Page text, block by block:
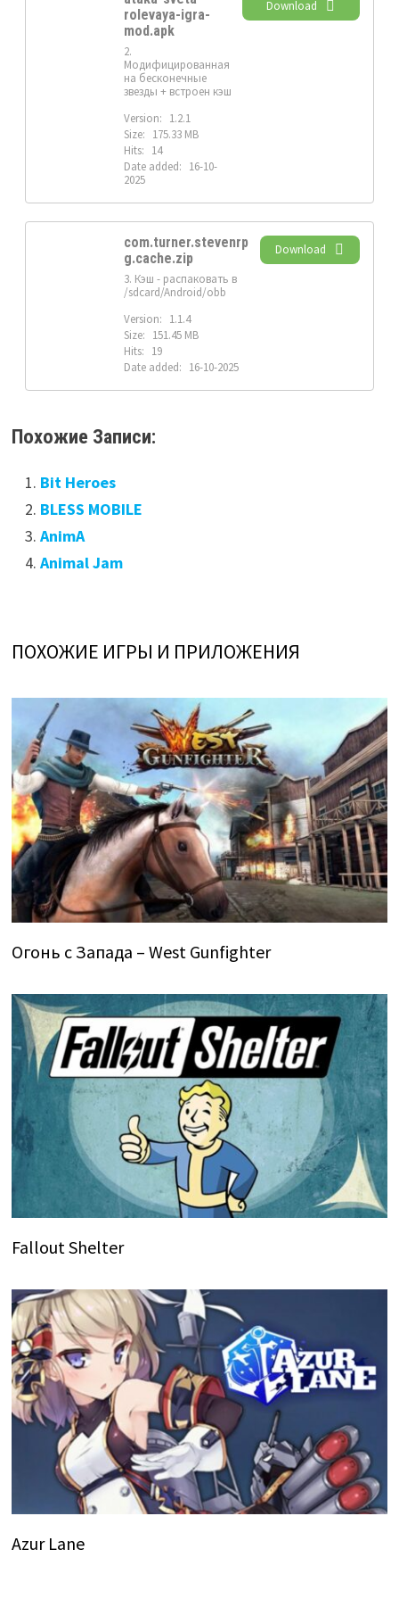
rolevaya-igra-
mod.apk
2.
Модифицированная
на бесконечные
звезды + встроен кэш
Version: 1.2.1
Size: 175.33 MB
Hits: 14
Date added: 16-10-
2025
Download
com.turner.stevenrp
g.cache.zip
3. Кэш - распаковать в
/sdcard/Android/obb
Version: 1.1.4
Size: 151.45 MB
Hits: 19
Date added: 16-10-2025
Download
Похожие Записи:
Bit Heroes
BLESS MOBILE
AnimA
Animal Jam
ПОХОЖИЕ ИГРЫ И ПРИЛОЖЕНИЯ
Огонь с Запада – West Gunfighter
Fallout Shelter
Azur Lane